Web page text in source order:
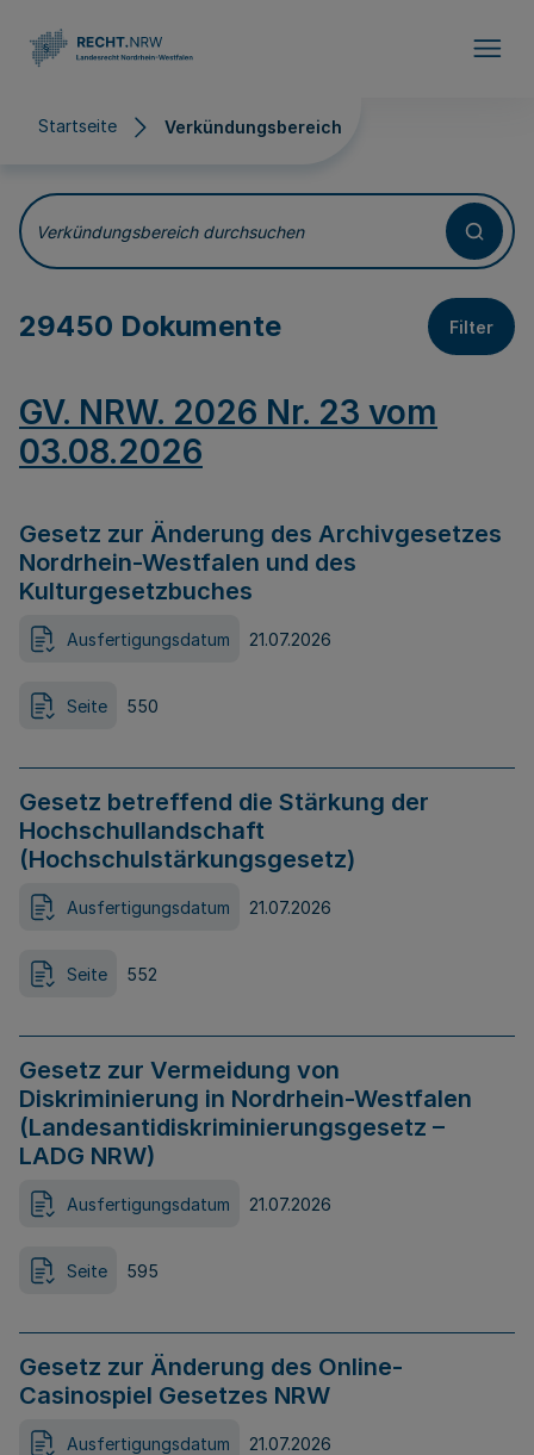
Startseite Verkündungsbereich
Verkündungsbereich
Verkündungsbereich durchsuchen
29450 Dokumente Filter
GV. NRW. 2026 Nr. 23 vom
03.08.2026
Gesetz zur Änderung des Archivgesetzes
Nordrhein-Westfalen und des
Kulturgesetzbuches
Ausfertigungsdatum 21.07.2026
Seite 550
Gesetz betreffend die Stärkung der
Hochschullandschaft
(Hochschulstärkungsgesetz)
Ausfertigungsdatum 21.07.2026
Seite 552
Gesetz zur Vermeidung von
Diskriminierung in Nordrhein-Westfalen
(Landesantidiskriminierungsgesetz –
LADG NRW)
Ausfertigungsdatum 21.07.2026
Seite 595
Gesetz zur Änderung des Online-
Casinospiel Gesetzes NRW
Ausfertigungsdatum 21.07.2026